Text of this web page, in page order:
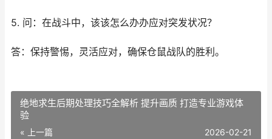
5. 问：在战斗中，该该怎么办办应对突发状况？
答：保持警惕，灵活应对，确保仓鼠战队的胜利。
绝地求生后期处理技巧全解析 提升画质 打造专业游戏体
验
« 上一篇 2026-02-21